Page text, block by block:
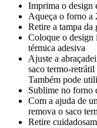
Imprima o design
Aqueça o forno a
Retire a tampa da
Coloque o design
térmica adesiva
Ajuste a
saco termo-
Também pode
Sublime no forno
Com a ajuda de
remova o saco
Retire